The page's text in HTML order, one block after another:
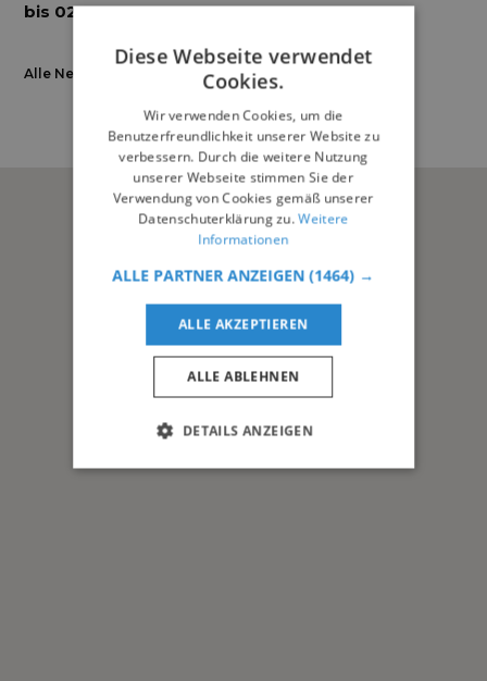
bis 02. August 2026
Alle News
Unsere Standorte
Diese Webseite verwendet
Cookies.
Wir verwenden Cookies, um die
Benutzerfreundlichkeit unserer Website zu
verbessern. Durch die weitere Nutzung
unserer Webseite stimmen Sie der
Verwendung von Cookies gemäß unserer
Datenschuterklärung zu.Weitere
Informationen
ALLE PARTNER ANZEIGEN(1464) →
ALLE AKZEPTIEREN
ALLE ABLEHNEN
DETAILS ANZEIGEN